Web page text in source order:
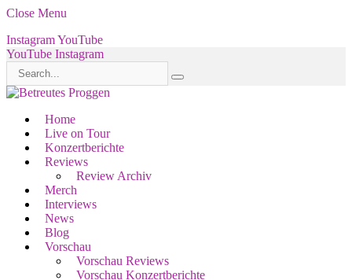
Close Menu
InstagramYouTube
YouTube Instagram
Home
Live on Tour
Konzertberichte
Reviews
Review Archiv
Merch
Interviews
News
Blog
Vorschau
Vorschau Reviews
Vorschau Konzertberichte